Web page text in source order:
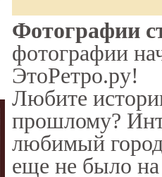
Фотографии
фотографии
ЭтоРетро.ру!
Любите
прошлому?
любимый
еще не было на